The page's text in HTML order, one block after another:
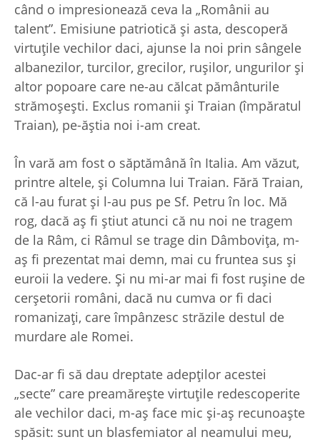
când o impresionează ceva la „Românii au
talent”. Emisiune patriotică şi asta, descoperă
virtuţile vechilor daci, ajunse la noi prin sângele
albanezilor, turcilor, grecilor, ruşilor, ungurilor şi
altor popoare care ne-au călcat pământurile
strămoşeşti. Exclus romanii şi Traian (împăratul
Traian), pe-ăştia noi i-am creat.
În vară am fost o săptămână în Italia. Am văzut,
printre altele, şi Columna lui Traian. Fără Traian,
că l-au furat şi l-au pus pe Sf. Petru în loc. Mă
rog, dacă aş fi ştiut atunci că nu noi ne tragem
de la Râm, ci Râmul se trage din Dâmboviţa, m-
aş fi prezentat mai demn, mai cu fruntea sus şi
euroii la vedere. Şi nu mi-ar mai fi fost ruşine de
cerşetorii români, dacă nu cumva or fi daci
romanizaţi, care împânzesc străzile destul de
murdare ale Romei.
Dac-ar fi să dau dreptate adepţilor acestei
„secte” care preamăreşte virtuţile redescoperite
ale vechilor daci, m-aş face mic şi-aş recunoaşte
spăsit: sunt un blasfemiator al neamului meu,